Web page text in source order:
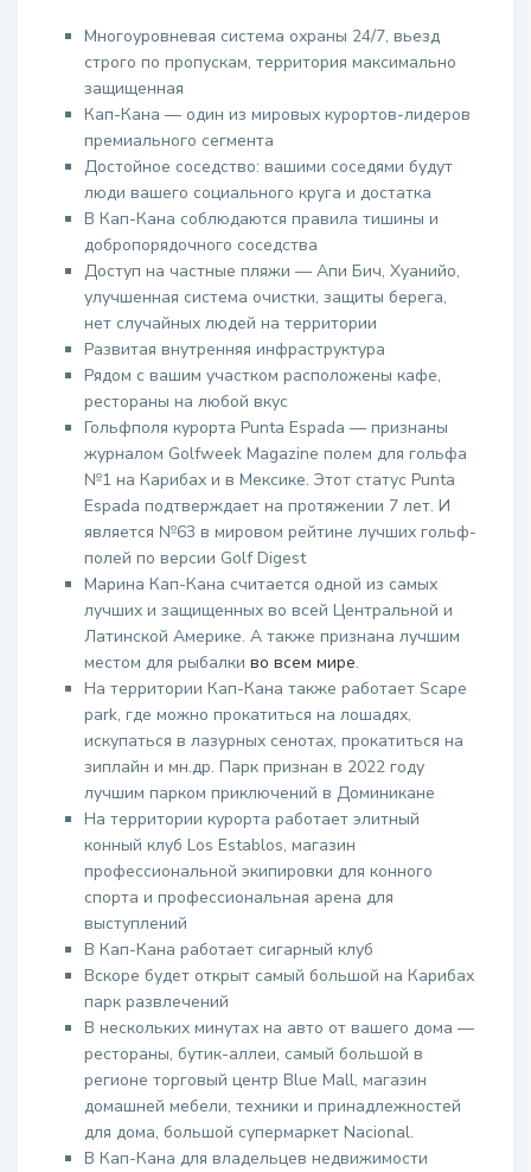
Многоуровневая система охраны 24/7, вьезд
строго по пропускам, территория максимально
защищенная
Кап-Кана — один из мировых курортов-лидеров
премиального сегмента
Достойное соседство: вашими соседями будут
люди вашего социального круга и достатка
В Кап-Кана соблюдаются правила тишины и
добропорядочного соседства
Доступ на частные пляжи — Апи Бич, Хуанийо,
улучшенная система очистки, защиты берега,
нет случайных людей на территории
Развитая внутренняя инфраструктура
Рядом с вашим участком расположены кафе,
рестораны на любой вкус
Гольфполя курорта Punta Espada — признаны
журналом Golfweek Magazine полем для гольфа
№1 на Карибах и в Мексике. Этот статус Punta
Espada подтверждает на протяжении 7 лет. И
является №63 в мировом рейтине лучших гольф-
полей по версии Golf Digest
Марина Кап-Кана считается одной из самых
лучших и защищенных во всей Центральной и
Латинской Америке. А также признана лучшим
местом для рыбалки во всем мире.
На территории Кап-Кана также работает Scape
park, где можно прокатиться на лошадях,
искупаться в лазурных сенотах, прокатиться на
зиплайн и мн.др. Парк признан в 2022 году
лучшим парком приключений в Доминикане
На территории курорта работает элитный
конный клуб Los Establos, магазин
профессиональной экипировки для конного
спорта и профессиональная арена для
выступлений
В Кап-Кана работает сигарный клуб
Вскоре будет открыт самый большой на Карибах
парк развлечений
В нескольких минутах на авто от вашего дома —
рестораны, бутик-аллеи, самый большой в
регионе торговый центр Blue Mall, магазин
домашней мебели, техники и принадлежностей
для дома, большой супермаркет Nacional.
В Кап-Кана для владельцев недвижимости